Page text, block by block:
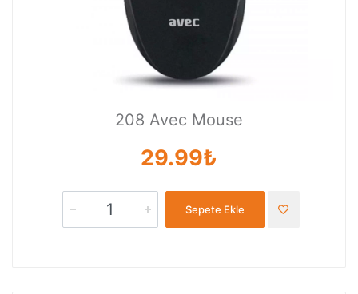
208 Avec Mouse
29.99₺
Sepete Ekle